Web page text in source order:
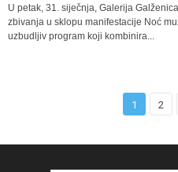
U petak, 31. siječnja, Galerija
zbivanja u sklopu manifestacije Noć
uzbudljiv program koji kombinira...
1 2